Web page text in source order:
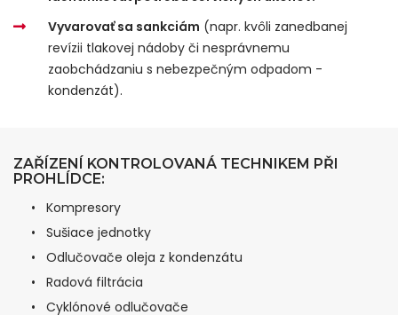
Vyvarovať sa sankciám (napr. kvôli zanedbanej
revízii tlakovej nádoby či nesprávnemu
zaobchádzaniu s nebezpečným odpadom -
kondenzát).
ZAŘÍZENÍ KONTROLOVANÁ TECHNIKEM PŘI
PROHLÍDCE:
• Kompresory
• Sušiace jednotky
• Odlučovače oleja z kondenzátu
• Radová filtrácia
• Cyklónové odlučovače